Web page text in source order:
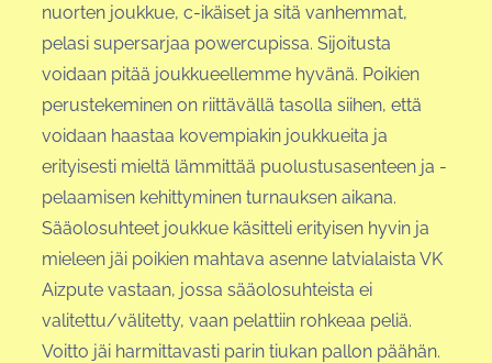
nuorten joukkue, c-ikäiset ja sitä vanhemmat,
pelasi supersarjaa powercupissa. Sijoitusta
voidaan pitää joukkueellemme hyvänä. Poikien
perustekeminen on riittävällä tasolla siihen, että
voidaan haastaa kovempiakin joukkueita ja
erityisesti mieltä lämmittää puolustusasenteen ja -
pelaamisen kehittyminen turnauksen aikana.
Sääolosuhteet joukkue käsitteli erityisen hyvin ja
mieleen jäi poikien mahtava asenne latvialaista VK
Aizpute vastaan, jossa sääolosuhteista ei
valitettu/välitetty, vaan pelattiin rohkeaa peliä.
Voitto jäi harmittavasti parin tiukan pallon päähän.